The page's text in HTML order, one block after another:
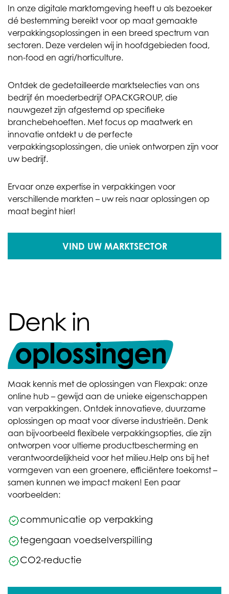
In onze digitale marktomgeving heeft u als bezoeker
dé bestemming bereikt voor op maat gemaakte
verpakkingsoplossingen in een breed spectrum van
sectoren. Deze verdelen wij in hoofdgebieden food,
non-food en agri/horticulture.
Ontdek de gedetailleerde marktselecties van ons
bedrijf én moederbedrijf OPACKGROUP, die
nauwgezet zijn afgestemd op specifieke
branchebehoeften. Met focus op maatwerk en
innovatie ontdekt u de perfecte
verpakkingsoplossingen, die uniek ontworpen zijn voor
uw bedrijf.
Ervaar onze expertise in verpakkingen voor
verschillende markten – uw reis naar oplossingen op
maat begint hier!
VIND UW MARKTSECTOR
Denk in
oplossingen
Maak kennis met de oplossingen van Flexpak: onze
online hub – gewijd aan de unieke eigenschappen
van verpakkingen. Ontdek innovatieve, duurzame
oplossingen op maat voor diverse industrieën. Denk
aan bijvoorbeeld flexibele verpakkingsopties, die zijn
ontworpen voor ultieme productbescherming en
verantwoordelijkheid voor het milieu.Help ons bij het
vormgeven van een groenere, efficiëntere toekomst –
samen kunnen we impact maken! Een paar
voorbeelden:
communicatie op verpakking
tegengaan voedselverspilling
CO2-reductie